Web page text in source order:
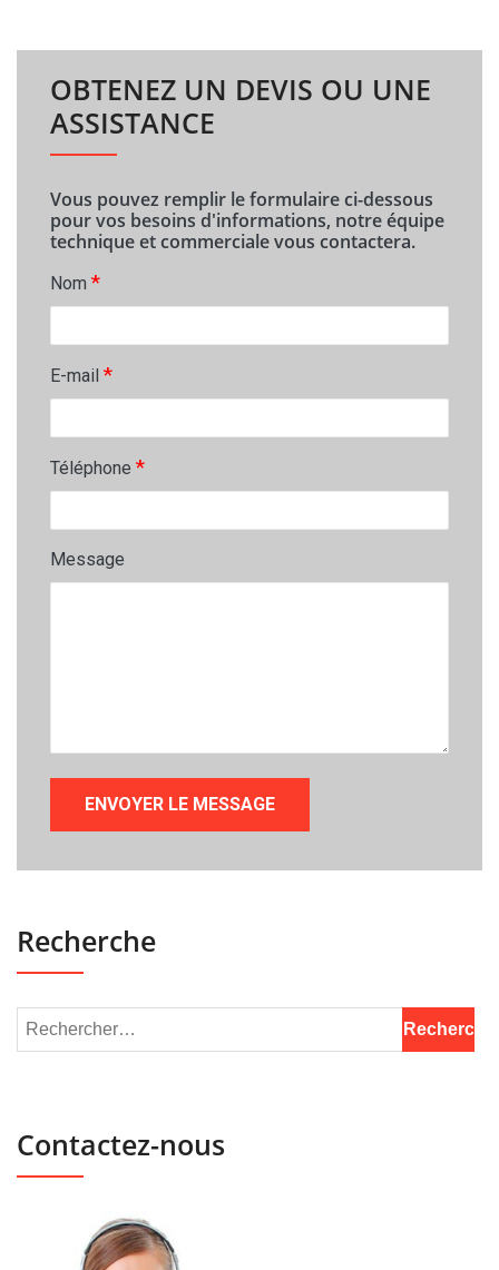
OBTENEZ UN DEVIS OU UNE
ASSISTANCE
Vous pouvez remplir le formulaire ci-dessous
pour vos besoins d'informations, notre équipe
technique et commerciale vous contactera.
Nom *
E-mail *
Téléphone *
Message
Recherche
Contactez-nous